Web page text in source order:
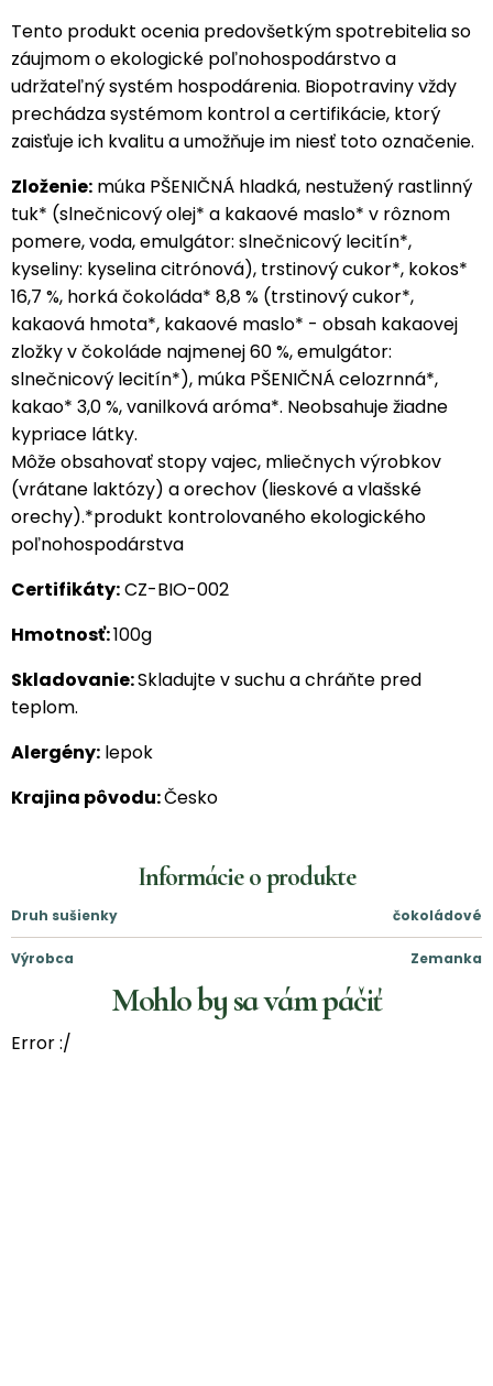
Tento produkt ocenia predovšetkým spotrebitelia so
záujmom o ekologické poľnohospodárstvo a
udržateľný systém hospodárenia. Biopotraviny vždy
prechádza systémom kontrol a certifikácie, ktorý
zaisťuje ich kvalitu a umožňuje im niesť toto označenie.
Zloženie: múka PŠENIČNÁ hladká, nestužený rastlinný
tuk* (slnečnicový olej* a kakaové maslo* v rôznom
pomere, voda, emulgátor: slnečnicový lecitín*,
kyseliny: kyselina citrónová), trstinový cukor*, kokos*
16,7 %, horká čokoláda* 8,8 % (trstinový cukor*,
kakaová hmota*, kakaové maslo* - obsah kakaovej
zložky v čokoláde najmenej 60 %, emulgátor:
slnečnicový lecitín*), múka PŠENIČNÁ celozrnná*,
kakao* 3,0 %, vanilková aróma*. Neobsahuje žiadne
kypriace látky.
Môže obsahovať stopy vajec, mliečnych výrobkov
(vrátane laktózy) a orechov (lieskové a vlašské
orechy).*produkt kontrolovaného ekologického
poľnohospodárstva
Certifikáty:CZ-BIO-002
Hmotnosť:100g
Skladovanie:Skladujte v suchu a chráňte pred
teplom.
Alergény: lepok
Krajina pôvodu:Česko
Informácie o produkte
Druh sušienky čokoládové
Výrobca Zemanka
Mohlo by sa vám páčiť
Error :/